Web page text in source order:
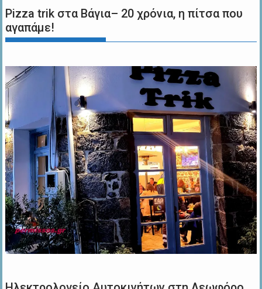
Pizza trik στα Βάγια– 20 χρόνια, η πίτσα που
αγαπάμε!